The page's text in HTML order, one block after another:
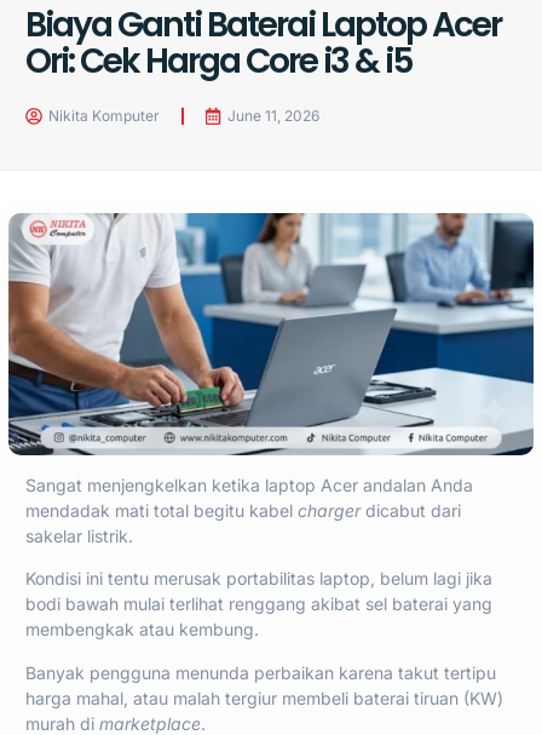
Biaya Ganti Baterai Laptop Acer
Ori: Cek Harga Core i3 & i5
Nikita Komputer June 11, 2026
Sangat menjengkelkan ketika laptop Acer andalan Anda
mendadak mati total begitu kabel chargerdicabut dari
sakelar listrik.
Kondisi ini tentu merusak portabilitas laptop, belum lagi jika
bodi bawah mulai terlihat renggang akibat sel baterai yang
membengkak atau kembung.
Banyak pengguna menunda perbaikan karena takut tertipu
harga mahal, atau malah tergiur membeli baterai tiruan (KW)
murah di marketplace.